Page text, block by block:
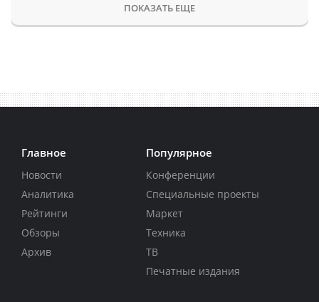
ПОКАЗАТЬ ЕЩЕ
Главное
Новости
Аналитика
Рейтинги
Обзоры
Архив
Популярное
Конференции
Специальные проекты
Маркет
Техника
ТВ
Печатные издания